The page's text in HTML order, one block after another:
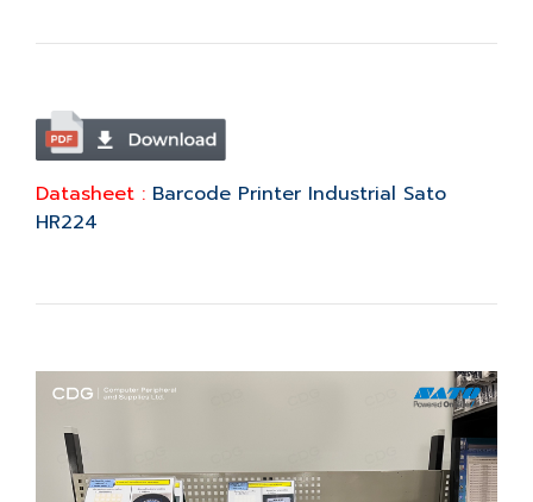
Datasheet : Barcode Printer Industrial Sato
HR224